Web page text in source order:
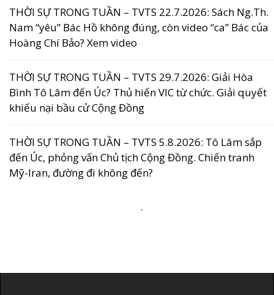
THỜI SỰ TRONG TUẦN – TVTS 22.7.2026: Sách Ng.Th.
Nam “yêu” Bác Hồ không đúng, còn video “ca” Bác của
Hoàng Chí Bảo? Xem video
THỜI SỰ TRONG TUẦN – TVTS 29.7.2026: Giải Hòa
Bình Tô Lâm đến Úc? Thủ hiến VIC từ chức. Giải quyết
khiếu nại bầu cử Cộng Đồng
THỜI SỰ TRONG TUẦN – TVTS 5.8.2026: Tô Lâm sắp
đến Úc, phỏng vấn Chủ tịch Cộng Đồng. Chiến tranh
Mỹ-Iran, đường đi không đến?
.